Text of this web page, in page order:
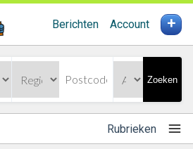
Berichten Account +
Zoeken
Rubrieken